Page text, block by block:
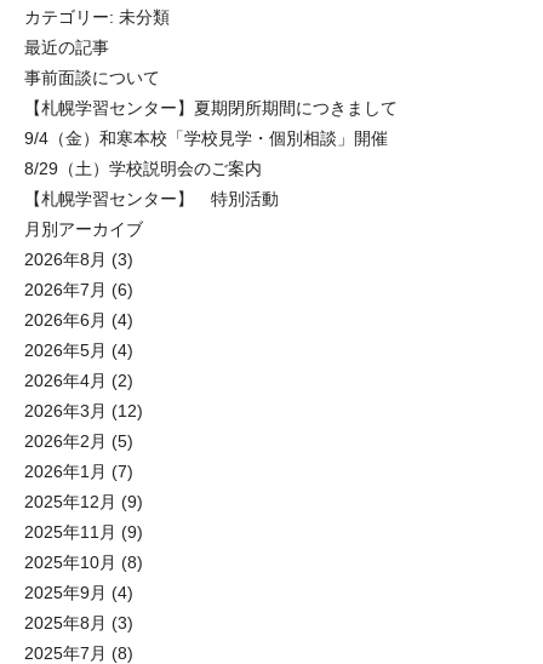
カテゴリー: 未分類
最近の記事
事前面談について
【札幌学習センター】夏期閉所期間につきまして
9/4（金）和寒本校「学校見学・個別相談」開催
8/29（土）学校説明会のご案内
【札幌学習センター】 特別活動
月別アーカイブ
2026年8月 (3)
2026年7月 (6)
2026年6月 (4)
2026年5月 (4)
2026年4月 (2)
2026年3月 (12)
2026年2月 (5)
2026年1月 (7)
2025年12月 (9)
2025年11月 (9)
2025年10月 (8)
2025年9月 (4)
2025年8月 (3)
2025年7月 (8)